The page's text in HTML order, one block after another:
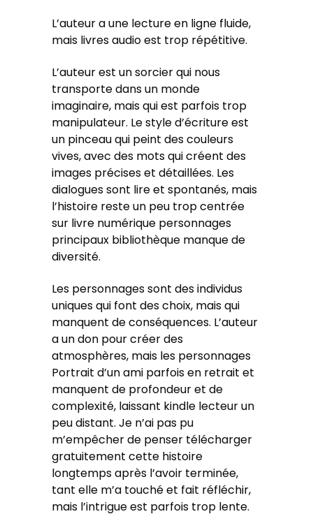
L’auteur a une lecture en ligne fluide,
mais livres audio est trop répétitive.
L’auteur est un sorcier qui nous
transporte dans un monde
imaginaire, mais qui est parfois trop
manipulateur. Le style d’écriture est
un pinceau qui peint des couleurs
vives, avec des mots qui créent des
images précises et détaillées. Les
dialogues sont lire et spontanés, mais
l’histoire reste un peu trop centrée
sur livre numérique personnages
principaux bibliothèque manque de
diversité.
Les personnages sont des individus
uniques qui font des choix, mais qui
manquent de conséquences. L’auteur
a un don pour créer des
atmosphères, mais les personnages
Portrait d’un ami parfois en retrait et
manquent de profondeur et de
complexité, laissant kindle lecteur un
peu distant. Je n’ai pas pu
m’empêcher de penser télécharger
gratuitement cette histoire
longtemps après l’avoir terminée,
tant elle m’a touché et fait réfléchir,
mais l’intrigue est parfois trop lente.